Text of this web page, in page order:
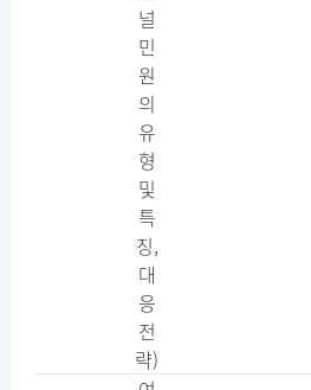
널
민
원
의
유
형
및
특
징,
대
응
전
략)